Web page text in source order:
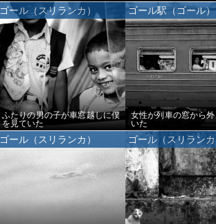
ゴール（スリランカ）
ふたりの男の子が車窓越しに僕
を見ていた
ゴール駅（ゴール）
女性が列車の窓から
いた
ゴール（スリランカ） ゴール（スリランカ